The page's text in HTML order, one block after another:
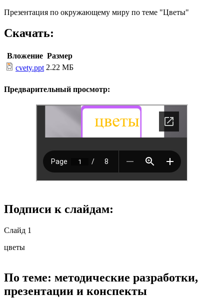
Презентация по окружающему миру по теме "Цветы"
Скачать:
Вложение Размер
cvety.ppt 2.22 МБ
Предварительный просмотр:
Подписи к слайдам:
Слайд 1
цветы
По теме: методические разработки,
презентации и конспекты